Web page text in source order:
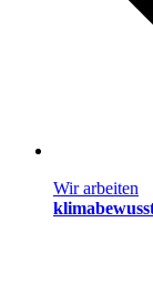
Wir arbeiten